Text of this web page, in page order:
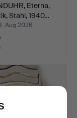
Eterna,
Stahl, 1940…
Aug 2026